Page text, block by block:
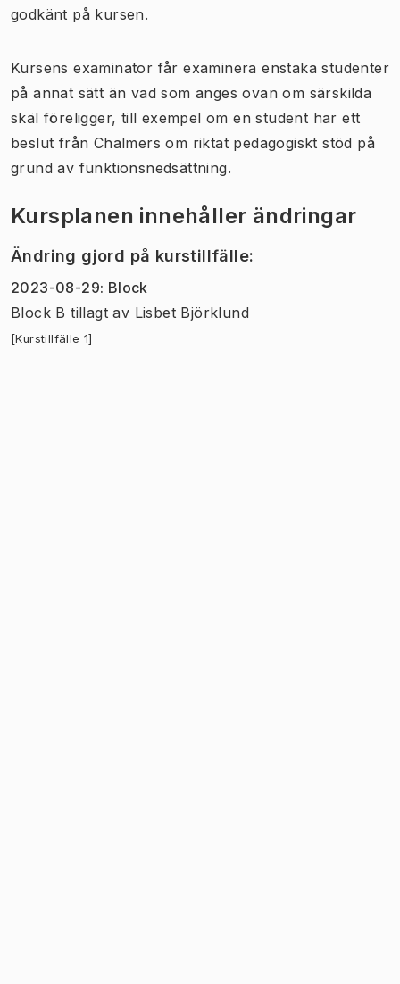
godkänt på kursen.
Kursens examinator får examinera enstaka studenter
på annat sätt än vad som anges ovan om särskilda
skäl föreligger, till exempel om en student har ett
beslut från Chalmers om riktat pedagogiskt stöd på
grund av funktionsnedsättning.
Kursplanen innehåller ändringar
Ändring gjord på kurstillfälle:
2023-08-29: Block
Block B tillagt av Lisbet Björklund
[Kurstillfälle 1]